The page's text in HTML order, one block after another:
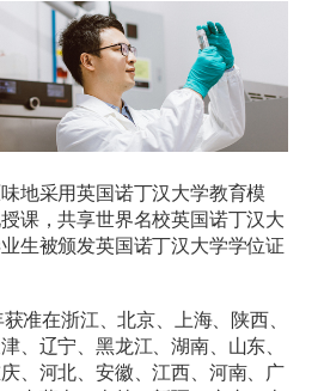
地采用英国诺丁汉大学教育模
课，共享世界名校英国诺丁汉大
生被颁发英国诺丁汉大学学位证
准在浙江、北京、上海、陕西、
、辽宁、黑龙江、湖南、山东、
、河北、安徽、江西、河南、广